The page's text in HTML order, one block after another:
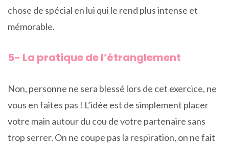
chose de spécial en lui qui le rend plus intense et
mémorable.
5- La pratique de l’étranglement
Non, personne ne sera blessé lors de cet exercice, ne
vous en faites pas ! L’idée est de simplement placer
votre main autour du cou de votre partenaire sans
trop serrer. On ne coupe pas la respiration, on ne fait